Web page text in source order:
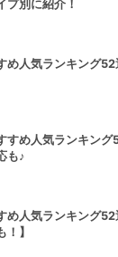
プ別に紹介！
め人気ランキング52
すめ人気ランキング
も♪
め人気ランキング
】